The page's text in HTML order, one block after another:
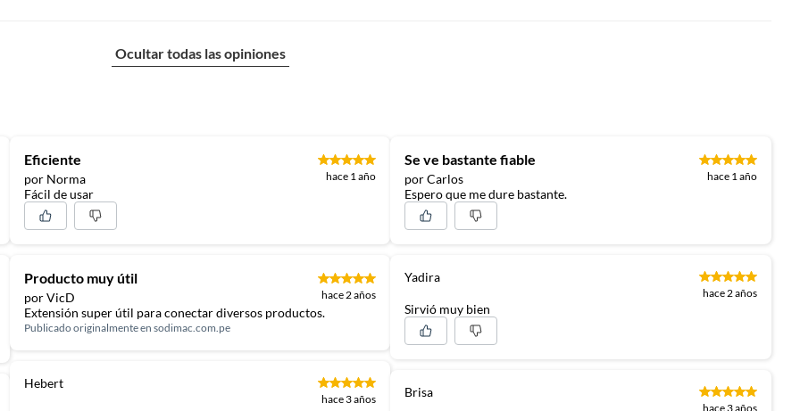
Ocultar todas las opiniones
Eficiente
por Norma hace 1 año
Fácil de usar
Producto muy útil
por VicD hace 2 años
Extensión super útil para conectar diversos productos.
Publicado originalmente en sodimac.com.pe
Hebert
hace 3 años
Se ve bastante fiable
por Carlos hace 1 año
Espero que me dure bastante.
Yadira
hace 2 años
Sirvió muy bien
Brisa
hace 3 años